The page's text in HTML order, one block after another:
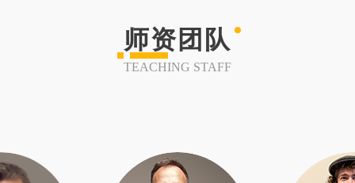
师资团队
TEACHING STAFF